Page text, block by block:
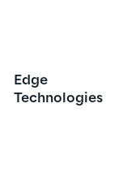
Edge
Technologies